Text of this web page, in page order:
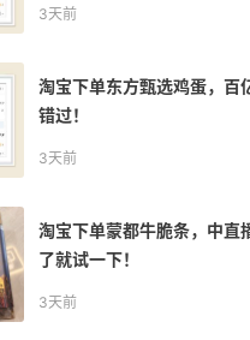
3天前
分享淘宝舒客和心相印羊毛
哈哈！
4天前
分享淘宝蒙都和万益蓝羊毛
不错！
4天前